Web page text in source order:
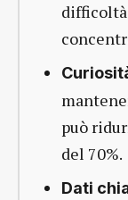
può
del 70%.
Dati